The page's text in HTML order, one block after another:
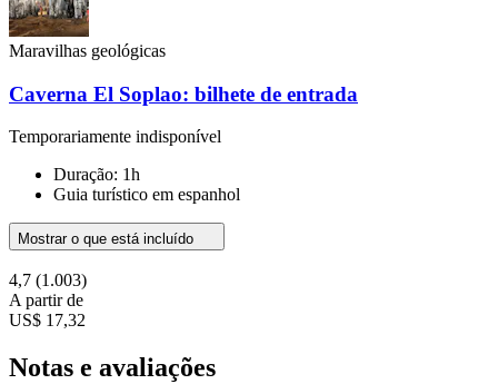
Maravilhas geológicas
Caverna El Soplao: bilhete de entrada
Temporariamente indisponível
Duração: 1h
Guia turístico em espanhol
Mostrar o que está incluído
4,7 (1.003)
A partir de
US$ 17,32
Notas e avaliações